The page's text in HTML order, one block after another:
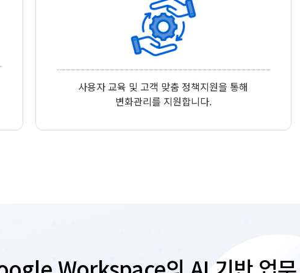
사용자 교육 및 고객 맞춤 정책지원을 통해
변화관리를 지원합니다.